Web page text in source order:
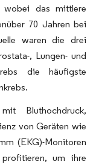
wobei das mittlere
70 Jahren bei
waren die drei
, Lungen- und
die häufigste
Bluthochdruck,
von Geräten wie
(EKG)-Monitoren
profitieren, um ihre